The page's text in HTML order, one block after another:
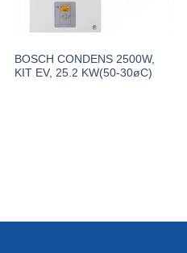
BOSCH CONDENS 2500W,
KIT EV, 25.2 KW(50-30øC)